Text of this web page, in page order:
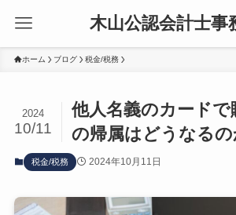
木山公認会計士事
ホーム ブログ 税金/税務
他人名義のカードで
の帰属はどうなるの
2024
10/11
税金/税務 2024年10月11日